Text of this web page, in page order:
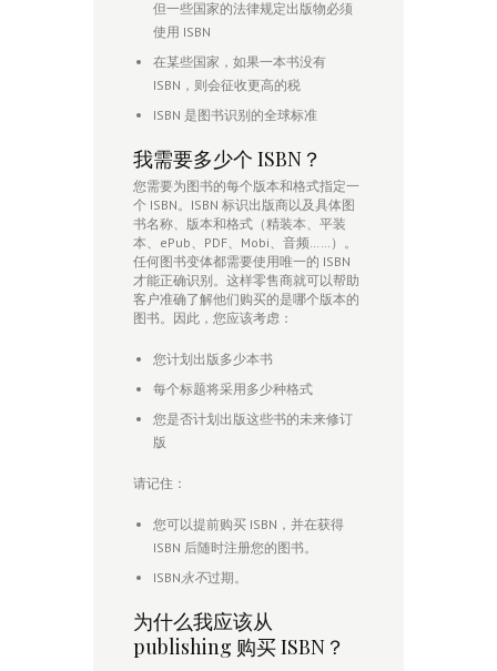
但一些国家的法律规定出版物必须
使用 ISBN
在某些国家，如果一本书没有
ISBN，则会征收更高的税
ISBN 是图书识别的全球标准
我需要多少个 ISBN？
您需要为图书的每个版本和格式指定一
个 ISBN。ISBN 标识出版商以及具体图
书名称、版本和格式（精装本、平装
本、ePub、PDF、Mobi、音频……）。
任何图书变体都需要使用唯一的 ISBN
才能正确识别。这样零售商就可以帮助
客户准确了解他们购买的是哪个版本的
图书。因此，您应该考虑：
您计划出版多少本书
每个标题将采用多少种格式
您是否计划出版这些书的未来修订
版
请记住：
您可以提前购买 ISBN，并在获得
ISBN 后随时注册您的图书。
ISBN永不过期。
为什么我应该从
publishing 购买 ISBN？